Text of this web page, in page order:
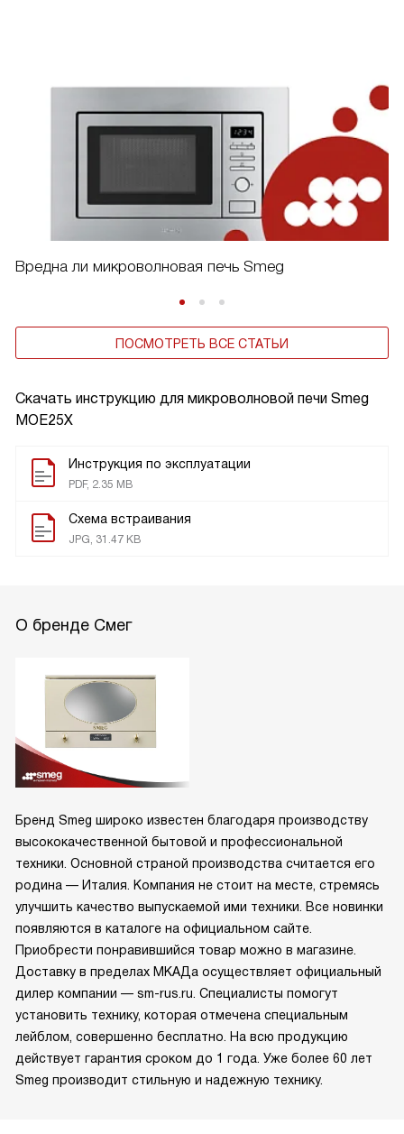
Скачать инструкцию для микроволновой печи Smeg
MOE25X
Инструкция по эксплуатации
PDF, 2.35 MB
Схема встраивания
JPG, 31.47 KB
Вредна ли микроволновая печь Smeg
ПОСМОТРЕТЬ ВСЕ СТАТЬИ
О бренде Смег
Бренд Smeg широко известен благодаря производству
высококачественной бытовой и профессиональной
техники. Основной страной производства считается его
родина — Италия. Компания не стоит на месте, стремясь
улучшить качество выпускаемой ими техники. Все новинки
появляются в каталоге на официальном сайте.
Приобрести понравившийся товар можно в магазине.
Доставку в пределах МКАДа осуществляет официальный
дилер компании — sm-rus.ru. Специалисты помогут
установить технику, которая отмечена специальным
лейблом, совершенно бесплатно. На всю продукцию
действует гарантия сроком до 1 года. Уже более 60 лет
Smeg производит стильную и надежную технику.